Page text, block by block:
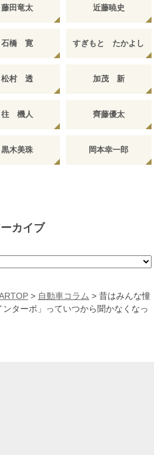
藤田竜太 近藤暁史
石橋 寛 すぎもと たかよし
松村 透 加茂 新
往 機人 齊藤優太
黒木美珠 岡本幸一郎
カイブ
> 自動車コラム > 昔はみんな憧
ターボ」っていつから聞かなくなっ